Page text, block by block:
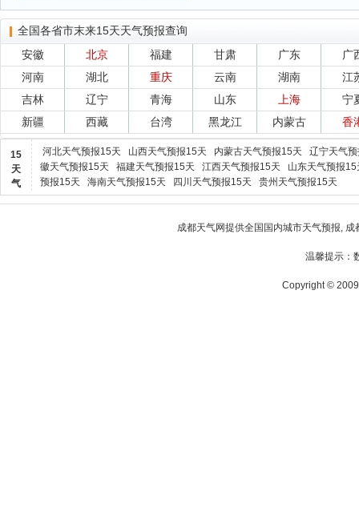
全国各省市末来15天天气预报查询
安徽
北京 福建 甘肃 广东
广
河南
湖北 重庆 云南 湖南
江
吉林
辽宁 青海 山东 上海
宁
新疆
西藏 台湾 黑龙江 内蒙古 香
15
天
气
河北天气预报15天 山西天气预报15天 内蒙古天气预报15天
辽宁天气
徽天气预报15天
福建天气预报15天 江西天气预报15天
山东天气预报15
预报15天
海南天气预报15天 四川天气预报15天 贵州天气预报15天
成都天气网提供全国国内城市天气预报, 成
温馨提示：
Copyright ©